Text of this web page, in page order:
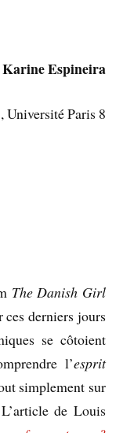
Karine Espineira
Paris 8
The Danish Girl
ces derniers jours
se côtoient
l’esprit
simplement sur
de Louis